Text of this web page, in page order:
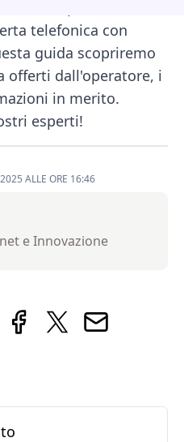
telefonica con
guida scopriremo
offerti dall'operatore, i
in merito.
esperti!
ALLE ORE 16:46
e Innovazione